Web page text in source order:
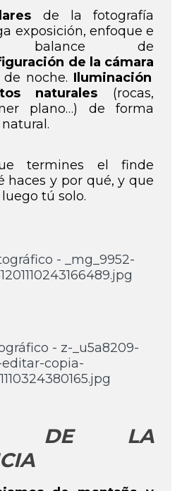
de la fotografía
exposición, enfoque e
balance de
de la cámara
noche. Iluminación
naturales (rocas,
plano…) de forma
termines el finde
haces y por qué, y que
tú solo.
DE LA